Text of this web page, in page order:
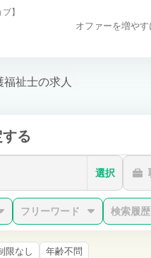
】
オファーを増やす
福祉士の求人
る
選択
フリーワード 検索履
限なし 年齢不問